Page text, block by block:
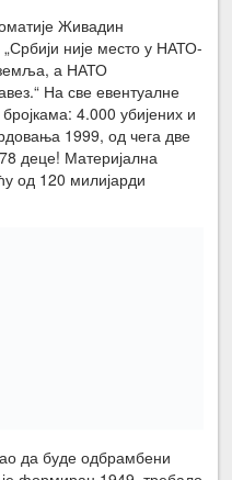
Живадин
није место у НАТО-
а НАТО
На све евентуалне
4.000 убијених и
1999, од чега две
деце! Материјална
од 120 милијарди
да буде одбрамбени